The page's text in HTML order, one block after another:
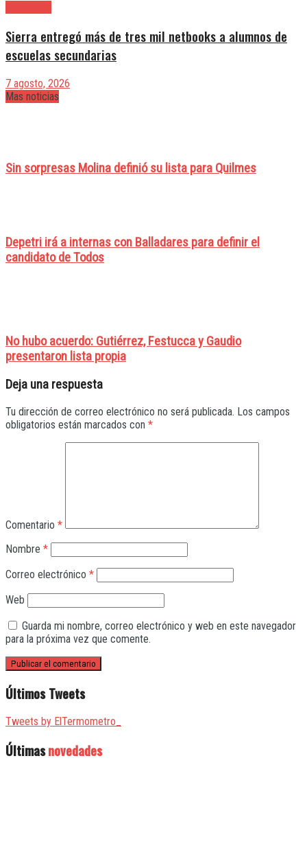
Sierra entregó más de tres mil netbooks a alumnos de
escuelas secundarias
7 agosto, 2026
Mas noticias
Sin sorpresas Molina definió su lista para Quilmes
Depetri irá a internas con Balladares para definir el
candidato de Todos
No hubo acuerdo: Gutiérrez, Festucca y Gaudio
presentaron lista propia
Deja una respuesta
Tu dirección de correo electrónico no será publicada. Los campos
obligatorios están marcados con *
Comentario *
Nombre *
Correo electrónico *
Web
Guarda mi nombre, correo electrónico y web en este navegador
para la próxima vez que comente.
Últimos Tweets
Tweets by ElTermometro_
Últimasnovedades